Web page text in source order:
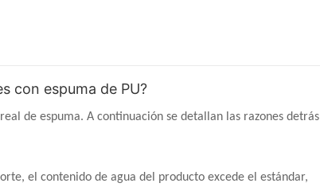
con espuma de PU?
de espuma. A continuación se detallan las razones detrás
el contenido de agua del producto excede el estándar,